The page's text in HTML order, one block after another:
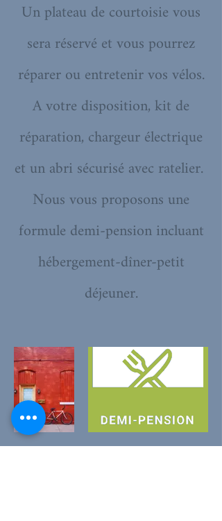
Un plateau de courtoisie vous
sera réservé et vous pourrez
réparer ou entretenir vos vélos.
A votre disposition, kit de
réparation, chargeur électrique
et un abri sécurisé avec ratelier.
Nous vous proposons une
formule demi-pension incluant
hébergement-dîner-petit
déjeuner.